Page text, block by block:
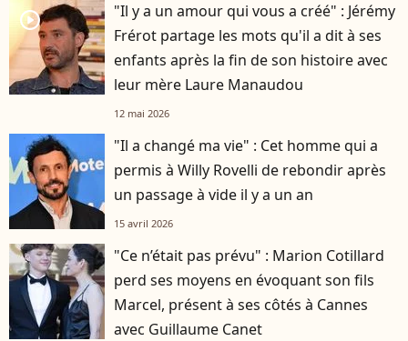
player2
"Il y a un amour qui vous a créé" : Jérémy
Frérot partage les mots qu'il a dit à ses
enfants après la fin de son histoire avec
leur mère Laure Manaudou
12 mai 2026
"Il a changé ma vie" : Cet homme qui a
permis à Willy Rovelli de rebondir après
un passage à vide il y a un an
15 avril 2026
"Ce n’était pas prévu" : Marion Cotillard
perd ses moyens en évoquant son fils
Marcel, présent à ses côtés à Cannes
avec Guillaume Canet